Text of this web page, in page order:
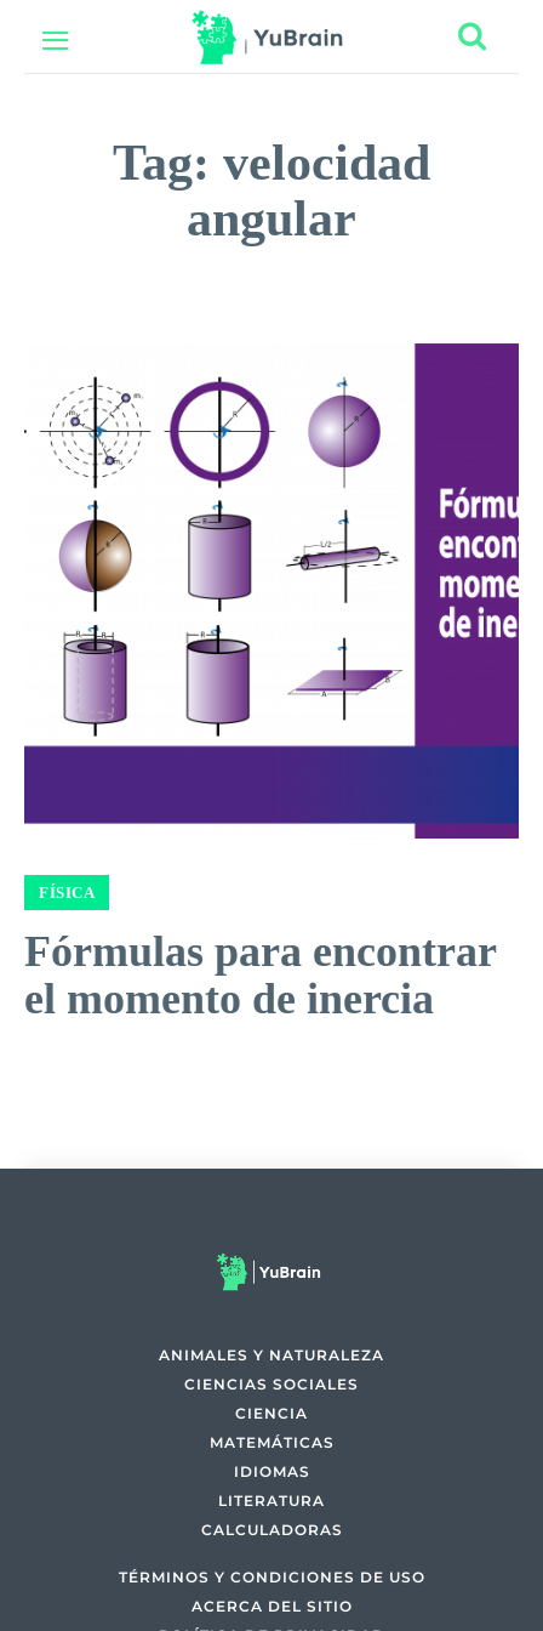
Tag: velocidad
angular
FÍSICA
Fórmulas para encontrar
el momento de inercia
ANIMALES Y NATURALEZA
CIENCIAS SOCIALES
CIENCIA
MATEMÁTICAS
IDIOMAS
LITERATURA
CALCULADORAS
TÉRMINOS Y CONDICIONES DE USO
ACERCA DEL SITIO